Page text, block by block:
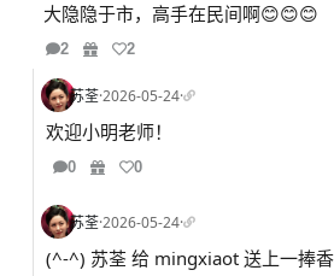
大隐隐于市，高手在民间啊😊😊😊
2 2
苏荃·2026-05-24·
欢迎小明老师！
0 0
苏荃·2026-05-24·
(^-^) 苏荃 给 mingxiaot 送上一捧香